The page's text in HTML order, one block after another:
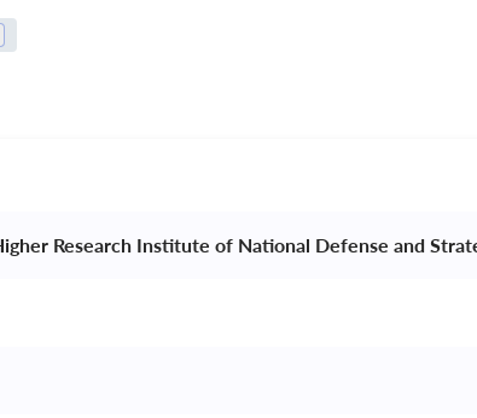
Research Institute of National Defense and